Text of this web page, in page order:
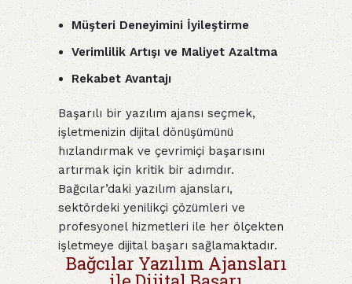
Müşteri Deneyimini İyileştirme
Verimlilik Artışı ve Maliyet Azaltma
Rekabet Avantajı
Başarılı bir yazılım ajansı seçmek,
işletmenizin dijital dönüşümünü
hızlandırmak ve çevrimiçi başarısını
artırmak için kritik bir adımdır.
Bağcılar’daki yazılım ajansları,
sektördeki yenilikçi çözümleri ve
profesyonel hizmetleri ile her ölçekten
işletmeye dijital başarı sağlamaktadır.
Bağcılar Yazılım Ajansları